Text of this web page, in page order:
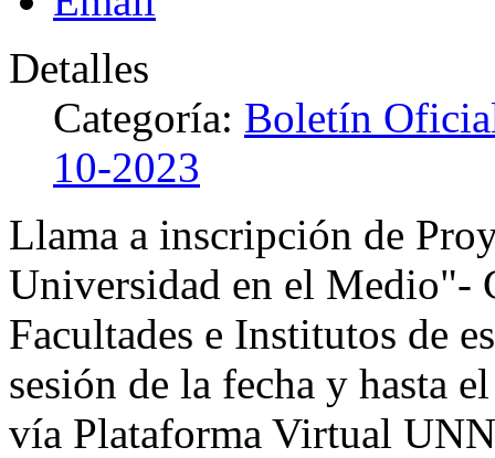
Detalles
Categoría: Boletín
10-2023
Llama a inscripción de
Universidad en el Medio"-
Facultades e Institutos de
sesión de la fecha y hasta
vía Plataforma Virtual